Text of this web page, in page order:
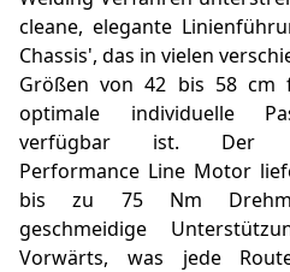
cleane, elegante
Chassis', das in vielen
Größen von 42 bis 58 cm
optimale individuelle
verfügbar ist. Der
Performance Line Motor
bis zu 75 Nm
geschmeidige
Vorwärts, was jede